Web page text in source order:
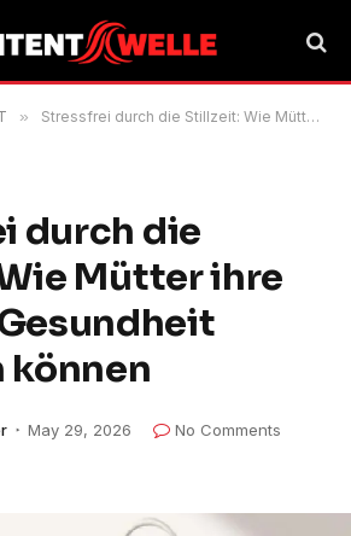
» Stressfrei durch die Stillzeit: Wie Mütter ihre mentale Gesundheit schützen können
durch die
Mütter ihre
können
May 29, 2026
No Comments